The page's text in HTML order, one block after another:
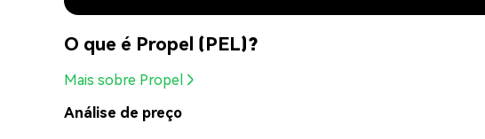
O que é Propel (PEL)?
Mais sobre Propel
Análise de preço